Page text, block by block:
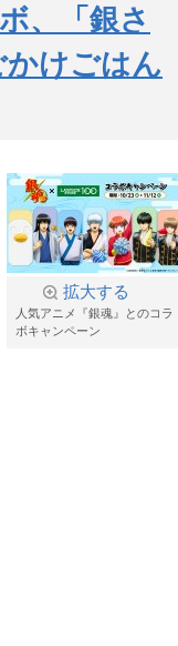
、「銀さ
けごはん
拡大する
人気アニメ『銀魂』とのコラ
ボキャンペーン